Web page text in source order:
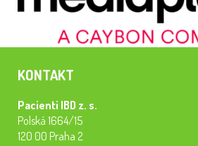
KONTAKT
Pacienti IBD z. s.
Polská 1664/15
120 00 Praha 2